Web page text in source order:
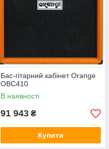
Бас-гітарний кабінет Orange
OBC410
В наявності
91 943 ₴
Купити